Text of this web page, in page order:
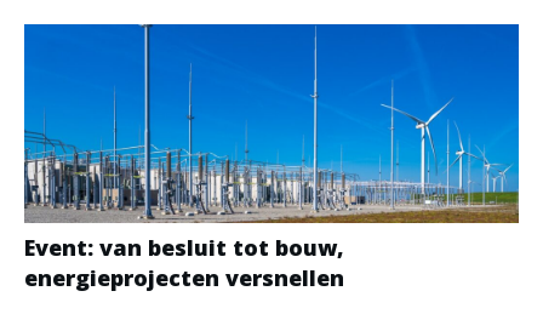
Event: van besluit tot bouw,
energieprojecten versnellen